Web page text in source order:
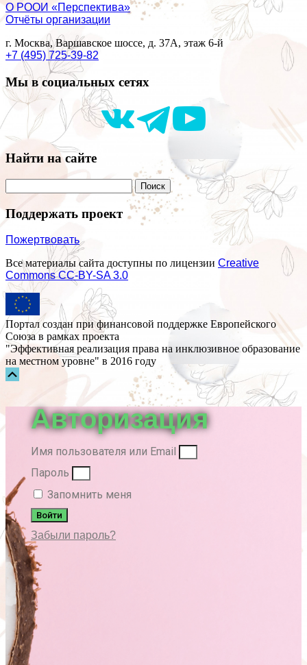
О РООИ «Перспектива»
Отчёты организации
г. Москва, Варшавское шоссе, д. 37А, этаж 6-й
+7 (495) 725-39-82
Мы в социальных сетях
Найти на сайте
Поддержать проект
Пожертвовать
Все материалы сайта доступны по лицензии Creative
Commons СС-BY-SA 3.0
Портал создан при финансовой поддержке Европейского
Союза в рамках проекта
"Эффективная реализация права на инклюзивное образование
на местном уровне" в 2016 году
Авторизация
Имя пользователя или Email
Пароль
Запомнить меня
Войти
Забыли пароль?